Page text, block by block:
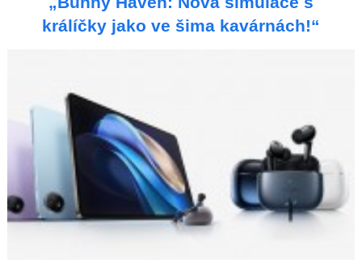
králíčky jako ve šima kavárnách!“